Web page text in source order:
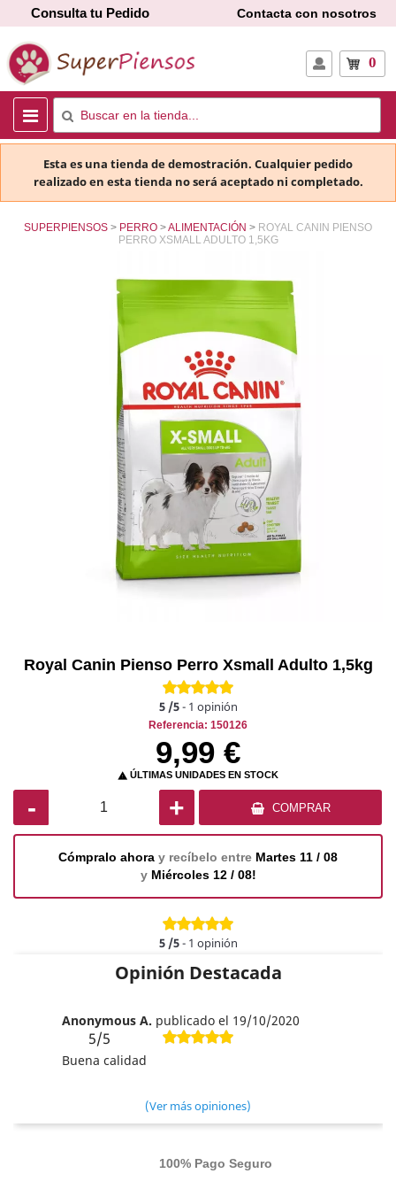
Consulta tu Pedido Contacta con nosotros
0
Esta es una tienda de demostración. Cualquier pedido
realizado en esta tienda no será aceptado ni completado.
SUPERPIENSOS PERRO ALIMENTACIÓN
ROYAL CANIN PIENSO
PERRO XSMALL ADULTO 1,5KG
Royal Canin Pienso Perro Xsmall Adulto 1,5kg
5/5- 1 opinión
Referencia: 150126
9,99 €
 ÚLTIMAS UNIDADES EN STOCK
- + COMPRAR
Cómpralo ahora y recíbelo entre Martes 11 / 08
y Miércoles 12 / 08!
5/5- 1 opinión
Opinión Destacada
Anonymous A. publicado el 19/10/2020
5/5
Buena calidad
(Ver más opiniones)
100% Pago Seguro